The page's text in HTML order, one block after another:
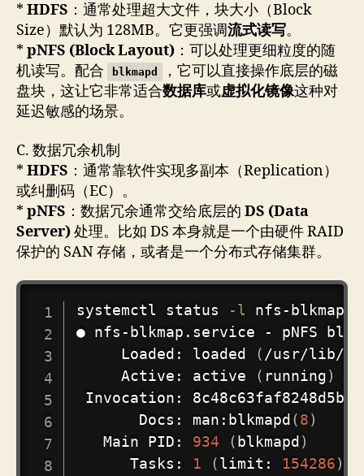
* HDFS ：通常处理超大文件，块大小（Block
Size）默认为 128MB。它更强调流式读写。
* pNFS (Block Layout) ：可以处理更细粒度的随
机读写。配合
blkmapd
，它可以直接操作底层的磁
盘块，这让它非常适合数据库或虚拟化镜像这种对
延迟敏感的场景。
C. 数据冗余机制
* HDFS ：通常靠软件实现多副本（Replication）
或纠删码（EC）。
* pNFS ：数据冗余通常交给底层的 DS (Data
Server)处理。比如 DS 本身就是一个由硬件 RAID
保护的 SAN 存储，或者是一个分布式存储集群。
systemctl status -l nfs-blkmap
● nfs-blkmap.service - pNFS
     Loaded: loaded
( /usr/lib/
     Active: active
( running)
Invocation:
       Docs: man:blkmapd
(8)
   Main PID:
934 ( blkmapd )
      Tasks:
1 (limit: 154286)